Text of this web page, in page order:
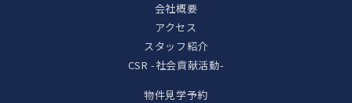
会社概要
アクセス
スタッフ紹介
CSR -社会貢献活動-
物件見学予約